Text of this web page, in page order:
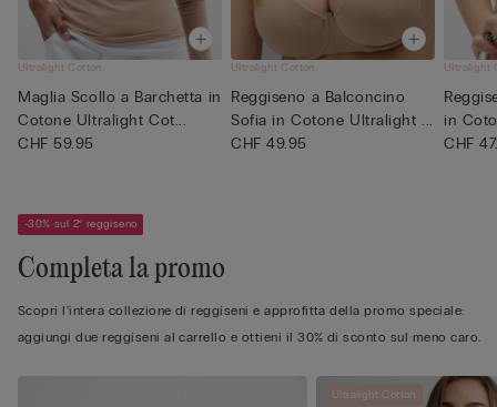
Ultralight Cotton
Maglia Scollo a Barchetta in
Cotone Ultralight Cot...
CHF 59.95
Ultralight Cotton
Reggiseno a Balconcino
Sofia in Cotone Ultralight ...
CHF 49.95
Ultralight
in
CHF
-30% sul 2° reggiseno
Completa la promo
Scopri l'intera collezione di reggiseni e approfitta della promo speciale:
aggiungi due reggiseni al carrello e ottieni il 30% di sconto sul meno caro.
Ultralight Cotton